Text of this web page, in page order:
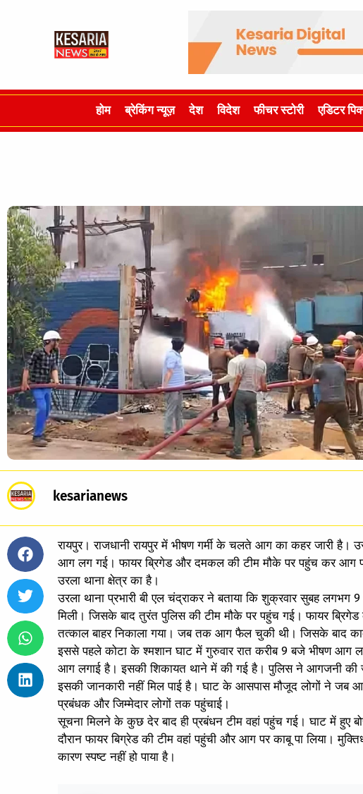
होम ब्रेकिंग न्यूज़ देश विदेश फीचर स्टोरी एडिटर
kesarianews
रायपुर। राजधानी रायपुर में भीषण गर्मी के चलते आग का कहर जारी है।
आग लग गई। फायर ब्रिगेड और दमकल की टीम मौके पर पहुंच कर आग
उरला थाना क्षेत्र का है।
उरला थाना प्रभारी बी एल चंद्राकर ने बताया कि शुक्रवार सुबह
मिली। जिसके बाद तुरंत पुलिस की टीम मौके पर पहुंच गई। फायर
तत्काल बाहर निकाला गया। जब तक आग फैल चुकी थी। जिसके बाद काबू
इससे पहले कोटा के श्मशान घाट में गुरुवार रात करीब 9 बजे भीषण आग
आग लगाई है। इसकी शिकायत थाने में की गई है। पुलिस ने आगजनी
इसकी जानकारी नहीं मिल पाई है। घाट के आसपास मौजूद लोगों ने जब
प्रबंधक और जिम्मेदार लोगों तक पहुंचाई।
सूचना मिलने के कुछ देर बाद ही प्रबंधन टीम वहां पहुंच गई। घाट में
दौरान फायर बिग्रेड की टीम वहां पहुंची और आग पर काबू पा लिया।
कारण स्पष्ट नहीं हो पाया है।